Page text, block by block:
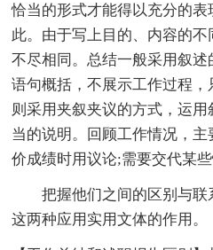
恰当的形式才能得以充分的
此。由于写上目的、内容的
不尽相同。总结一般采用叙述
语句概括，不展示工作过程
则采用夹叙夹议的方式，运
当的说明。回顾工作情况，
价成绩时用议论;需要交代某些
把握他们之间的区别与联
这两种应用实用文体的作用。